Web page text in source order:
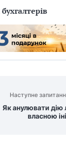
Наступне
Як анулювати дію
власною